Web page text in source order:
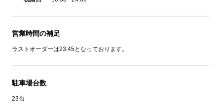
営業時間の補足
ラストオーダーは23:45となっております。
駐車場台数
23台